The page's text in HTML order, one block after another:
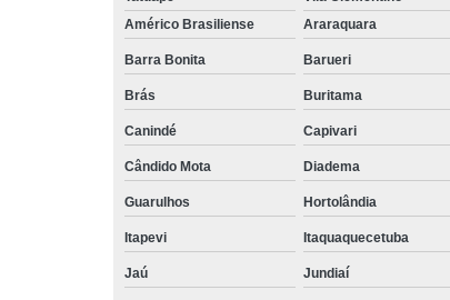
Américo Brasiliense
Araraquara
Barra Bonita Barueri
Brás Buritama
Canindé Capivari
Cândido Mota Diadema
Guarulhos Hortolândia
Itapevi Itaquaquecetuba
Jaú Jundiaí